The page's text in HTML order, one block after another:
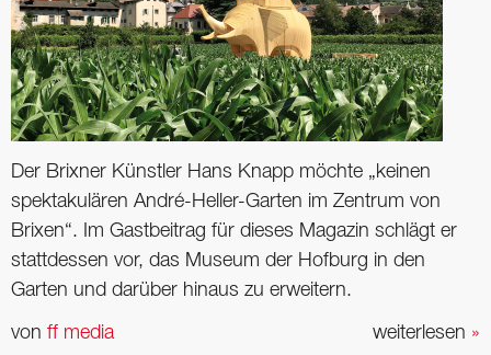
Der Brixner Künstler Hans Knapp möchte „keinen
spektakulären André-Heller-Garten im Zentrum von
Brixen“. Im Gastbeitrag für dieses Magazin schlägt er
stattdessen vor, das Museum der Hofburg in den
Garten und darüber hinaus zu erweitern.
weiterlesen »
von ff media